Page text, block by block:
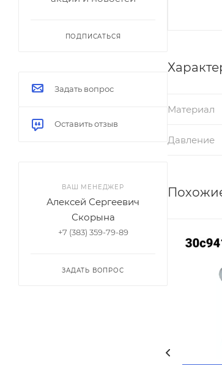
Материал
Давление
ПОДПИСАТЬСЯ
Задать вопрос
Оставить отзыв
ВАШ МЕНЕДЖЕР
Алексей Сергеевич
Скорына
+7 (383) 359-79-89
ЗАДАТЬ ВОПРОС